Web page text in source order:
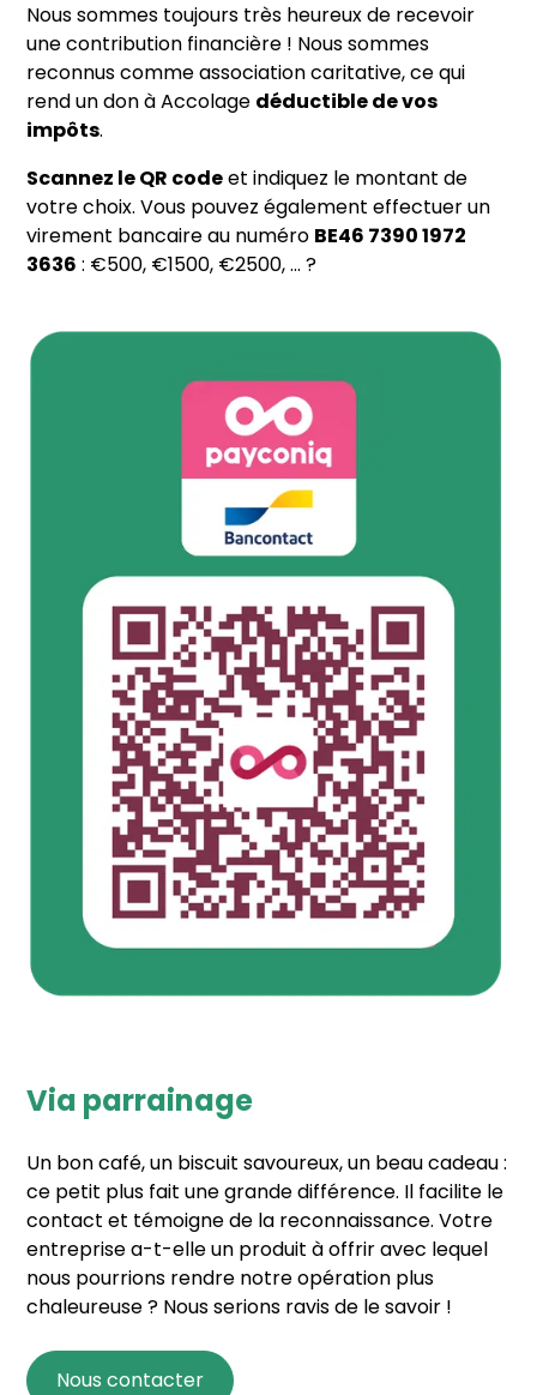
Nous sommes toujours très heureux de recevoir
une contribution financière ! Nous sommes
reconnus comme association caritative, ce qui
rend un don à Accolage déductible de vos
impôts.
Scannez le QR codeet indiquez le montant de
votre choix. Vous pouvez également effectuer un
virement bancaire au numéro BE46 7390 1972
3636 : €500, €1500, €2500, ... ?
Via parrainage
Un bon café, un biscuit savoureux, un beau cadeau :
ce petit plus fait une grande différence. Il facilite le
contact et témoigne de la reconnaissance. Votre
entreprise a-t-elle un produit à offrir avec lequel
nous pourrions rendre notre opération plus
chaleureuse ? Nous serions ravis de le savoir !
Nous contacter